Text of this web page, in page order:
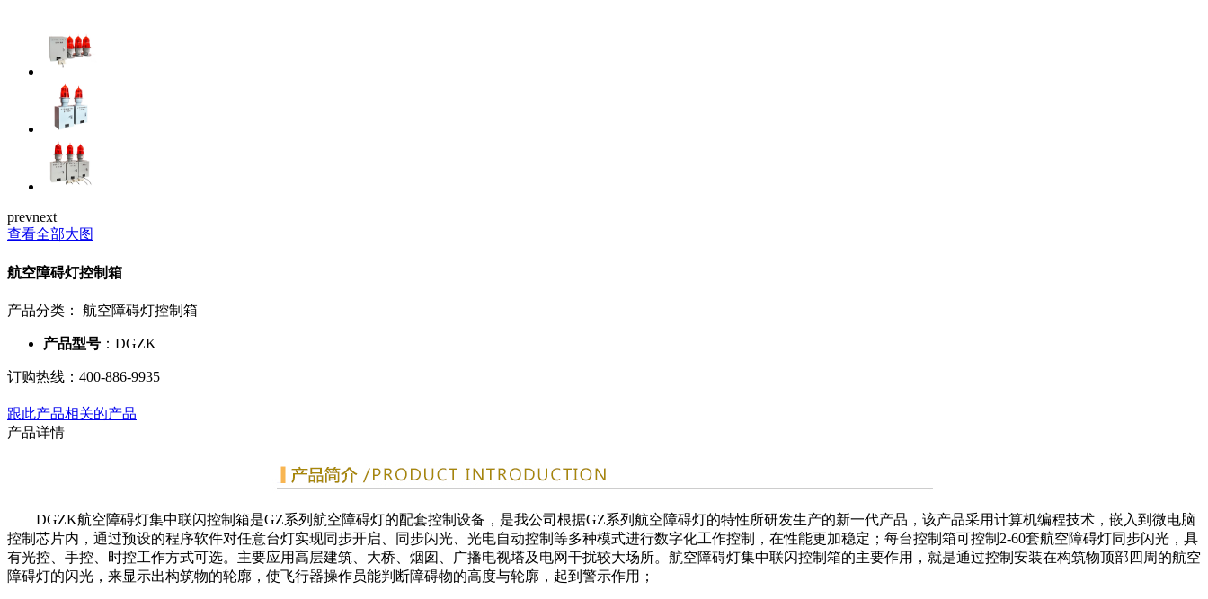
prevnext
查看全部大图
航空障碍灯控制箱
产品分类： 航空障碍灯控制箱
产品型号 ：DGZK
订购热线： 400-886-9935
跟此产品相关的产品
产品详情
DGZK航空障碍灯集中联闪控制箱是GZ系列航空障碍灯的配套控制设备，是我公司根据GZ系列航空障碍灯的特性所研发生产的新一代产品，该产品采用计算机编程技术，嵌入到微电脑
控制芯片内，通过预设的程序软件对任意台灯实现同步开启、同步闪光、光电自动控制等多种模式进行数字化工作控制，在性能更加稳定；每台控制箱可控制2-60套航空障碍灯同步闪光，具
有光控、手控、时控工作方式可选。主要应用高层建筑、大桥、烟囱、广播电视塔及电网干扰较大场所。航空障碍灯集中联闪控制箱的主要作用，就是通过控制安装在构筑物顶部四周的航空
障碍灯的闪光，来显示出构筑物的轮廓，使飞行器操作员能判断障碍物的高度与轮廓，起到警示作用；